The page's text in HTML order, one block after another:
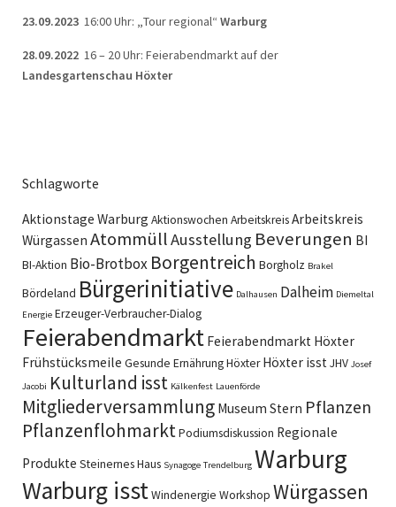
23.09.2023 16:00 Uhr: „Tour regional“ Warburg
28.09.2022 16 – 20 Uhr: Feierabendmarkt auf der
Landesgartenschau Höxter
Schlagworte
Aktionstage Warburg Aktionswochen ArbeitskreisArbeitskreis
Würgassen AtommüllAusstellung Beverungen BI
BI-Aktion Bio-Brotbox Borgentreich Borgholz Brakel
Bördeland Bürgerinitiative Dalhausen Dalheim Diemeltal
Energie Erzeuger-Verbraucher-Dialog
Feierabendmarkt Feierabendmarkt Höxter
Frühstücksmeile Gesunde ErnährungHöxter Höxter isstJHV Josef
Jacobi Kulturland isst Kälkenfest Lauenförde
Mitgliederversammlung Museum Stern Pflanzen
PflanzenflohmarktPodiumsdiskussion Regionale
Produkte Steinernes Haus Synagoge Trendelburg Warburg
Warburg isstWindenergie Workshop Würgassen